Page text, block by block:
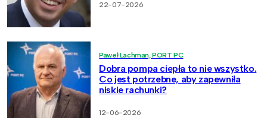
22-07-2026
Paweł Lachman, PORT PC
Dobra pompa ciepła to nie wszystko.
Co jest potrzebne, aby zapewniła
niskie rachunki?
12-06-2026